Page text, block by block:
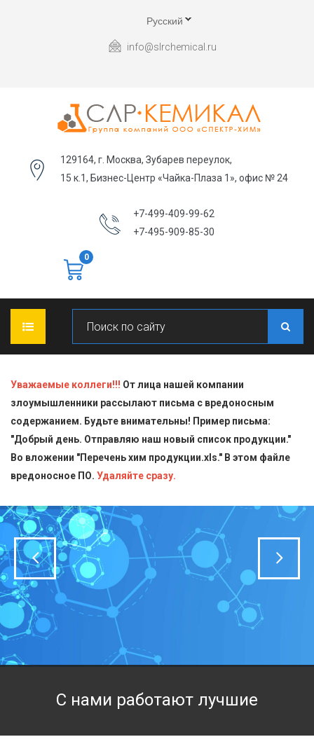
Русский
info@slrchemical.ru
129164, г. Москва, Зубарев переулок,
15 к.1, Бизнес-Центр «Чайка-Плаза 1», офис № 24
+7-499-409-99-62
+7-495-909-85-30
0
О КОМПАНИИ
ПРОДУКЦИЯ
Блескообразующие добавки
Индикаторы
Кислоты
Пищевая химия для производств
Стандарт-титры
Техническая химия
СТАТЬИ
ДОСТАВКА
СЕРТИФИКАТЫ
КОНТАКТЫ
Уважаемые коллеги!!! От лица нашей компании
злоумышленники рассылают письма с вредоносным
содержанием. Будьте внимательны! Пример письма:
"Добрый день. Отправляю наш новый список продукции."
Во вложении "Перечень хим продукции.xls." В этом файле
вредоносное ПО. Удаляйте сразу.
С нами работают лучшие